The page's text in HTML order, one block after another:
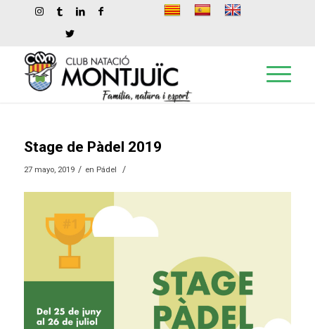
Stage de Pàdel 2019
27 mayo, 2019 / en Pádel /